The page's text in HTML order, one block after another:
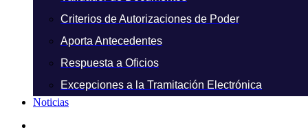
Criterios de Autorizaciones de Poder
Aporta Antecedentes
Respuesta a Oficios
Excepciones a la Tramitación Electrónica
Noticias